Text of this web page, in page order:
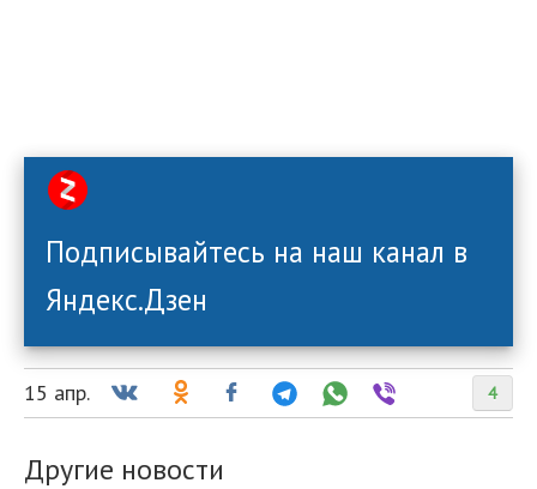
Подписывайтесь на наш канал в
Яндекс.Дзен
4
15 апр.
Другие новости